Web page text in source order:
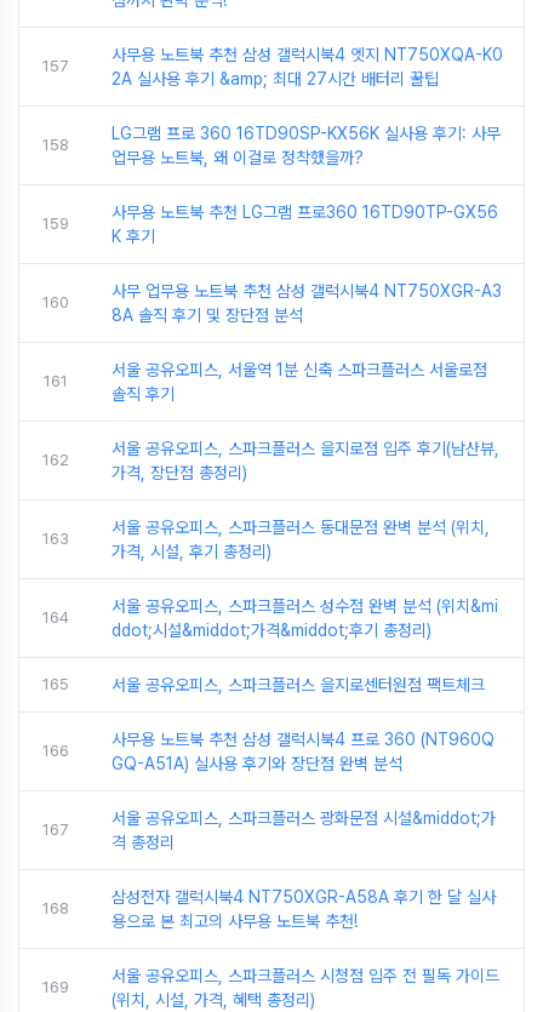
157
사무용 노트북 추천 삼성 갤럭시북4 엣지 NT750XQA-K0
2A 실사용 후기 &amp; 최대 27시간 배터리 꿀팁
158
LG그램 프로 360 16TD90SP-KX56K 실사용 후기: 사무
업무용 노트북, 왜 이걸로 정착했을까?
159
사무용 노트북 추천 LG그램 프로360 16TD90TP-GX56
K 후기
160
사무 업무용 노트북 추천 삼성 갤럭시북4 NT750XGR-A3
8A 솔직 후기 및 장단점 분석
161
서울 공유오피스, 서울역 1분 신축 스파크플러스 서울로점
솔직 후기
162
서울 공유오피스, 스파크플러스 을지로점 입주 후기(남산뷰,
가격, 장단점 총정리)
163
서울 공유오피스, 스파크플러스 동대문점 완벽 분석 (위치,
가격, 시설, 후기 총정리)
164
서울 공유오피스, 스파크플러스 성수점 완벽 분석 (위치&mi
ddot;시설&middot;가격&middot;후기 총정리)
165 서울 공유오피스, 스파크플러스 을지로센터원점 팩트체크
166
사무용 노트북 추천 삼성 갤럭시북4 프로 360 (NT960Q
GQ-A51A) 실사용 후기와 장단점 완벽 분석
167
서울 공유오피스, 스파크플러스 광화문점 시설&middot;가
격 총정리
168
삼성전자 갤럭시북4 NT750XGR-A58A 후기 한 달 실사
용으로 본 최고의 사무용 노트북 추천!
169
서울 공유오피스, 스파크플러스 시청점 입주 전 필독 가이드
(위치, 시설, 가격, 혜택 총정리)